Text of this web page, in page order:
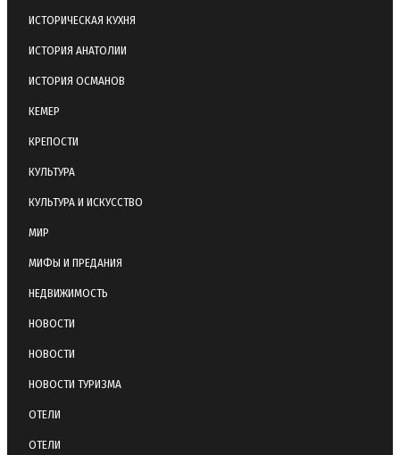
ИСТОРИЧЕСКАЯ КУХНЯ
ИСТОРИЯ АНАТОЛИИ
ИСТОРИЯ ОСМАНОВ
КЕМЕР
КРЕПОСТИ
КУЛЬТУРА
КУЛЬТУРА И ИСКУССТВО
МИР
МИФЫ И ПРЕДАНИЯ
НЕДВИЖИМОСТЬ
НОВОСТИ
НОВОСТИ
НОВОСТИ ТУРИЗМА
ОТЕЛИ
ОТЕЛИ